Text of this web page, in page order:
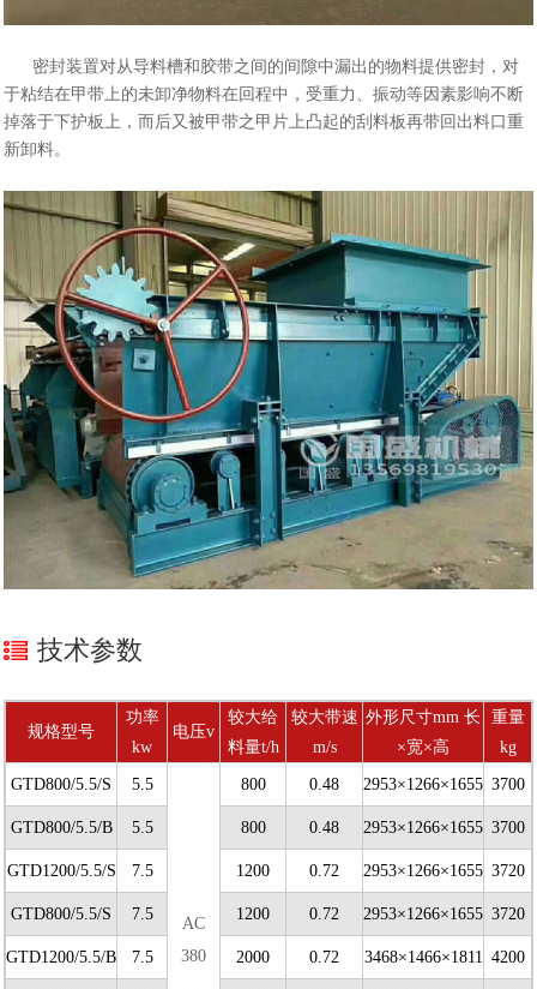
密封装置对从导料槽和胶带之间的间隙中漏出的物料提供密封，对
于粘结在甲带上的未卸净物料在回程中，受重力、振动等因素影响不断
掉落于下护板上，而后又被甲带之甲片上凸起的刮料板再带回出料口重
新卸料。
技术参数
规格型号
功率
kw
电压v
较大给
料量t/h
较大带速
m/s
外形尺寸mm 长
×宽×高
重量
kg
GTD800/5.5/S 5.5
AC
380
800 0.48 2953×1266×1655 3700
GTD800/5.5/B 5.5 800 0.48 2953×1266×1655 3700
GTD1200/5.5/S 7.5 1200 0.72 2953×1266×1655 3720
GTD800/5.5/S 7.5 1200 0.72 2953×1266×1655 3720
GTD1200/5.5/B 7.5 2000 0.72 3468×1466×1811 4200